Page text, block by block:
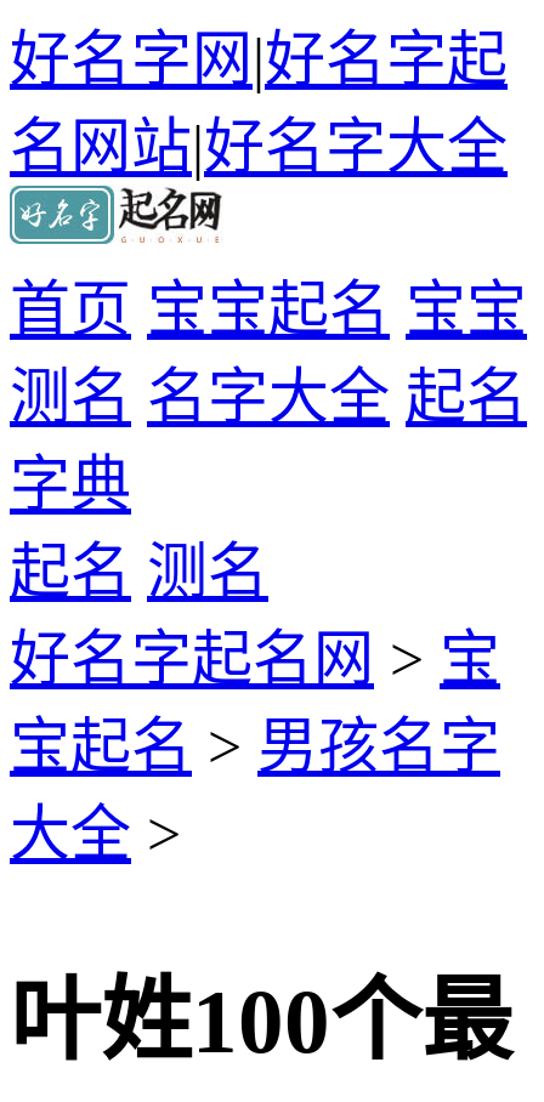
好名字网|好名字起
名网站|好名字大全
首页 宝宝起名 宝宝
测名 名字大全 起名
字典
起名 测名
好名字起名网 > 宝
宝起名 > 男孩名字
大全 >
叶姓100个最